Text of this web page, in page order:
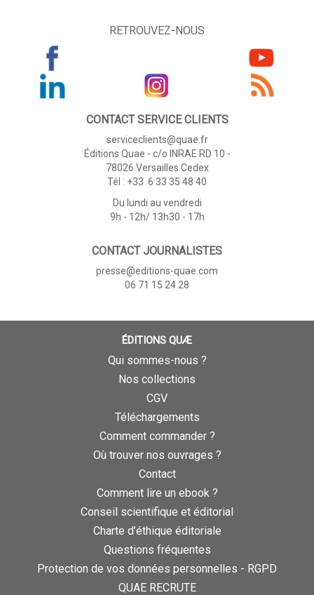
RETROUVEZ-NOUS
CONTACT SERVICE CLIENTS
serviceclients@quae.fr
Éditions Quae - c/o INRAE RD 10 -
78026 Versailles Cedex
Tél : +33 6 33 35 48 40
Du lundi au vendredi
9h - 12h/ 13h30 - 17h
CONTACT JOURNALISTES
presse@editions-quae.com
06 71 15 24 28
ÉDITIONS QUÆ
Qui sommes-nous ?
Nos collections
CGV
Téléchargements
Comment commander ?
Où trouver nos ouvrages ?
Contact
Comment lire un ebook ?
Conseil scientifique et éditorial
Charte d’éthique éditoriale
Questions fréquentes
Protection de vos données personnelles - RGPD
QUAE RECRUTE